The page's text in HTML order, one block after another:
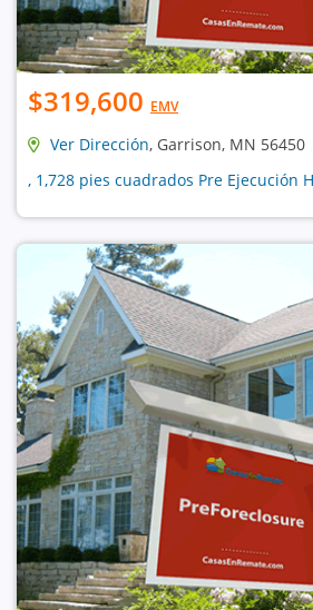
$319,600 EMV
Ver Dirección, Garrison, MN 56450
, 1,728 pies cuadrados Pre Ejecución